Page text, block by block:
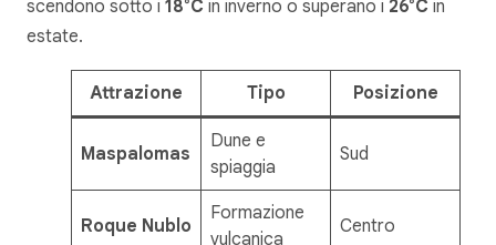
scendono sotto i 18°C in inverno o superano i 26°C in
estate.
Attrazione Tipo Posizione
Maspalomas
Dune e
spiaggia
Sud
Roque Nublo
Formazione
vulcanica
Centro